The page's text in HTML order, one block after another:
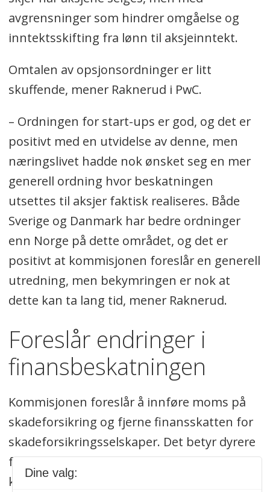
avgrensninger som hindrer omgåelse og
inntektsskifting fra lønn til aksjeinntekt.
Omtalen av opsjonsordninger er litt
skuffende, mener Raknerud i PwC.
– Ordningen for start-ups er god, og det er
positivt med en utvidelse av denne, men
næringslivet hadde nok ønsket seg en mer
generell ordning hvor beskatningen
utsettes til aksjer faktisk realiseres. Både
Sverige og Danmark har bedre ordninger
enn Norge på dette området, og det er
positivt at kommisjonen foreslår en generell
utredning, men bekymringen er nok at
dette kan ta lang tid, mener Raknerud.
Foreslår endringer i
finansbeskatningen
Kommisjonen foreslår å innføre moms på
skadeforsikring og fjerne finansskatten for
skadeforsikringsselskaper. Det betyr dyrere
forsikring for forbrukere, mens bedrifter
kan få billigere forsikring siden de kan
Dine valg: